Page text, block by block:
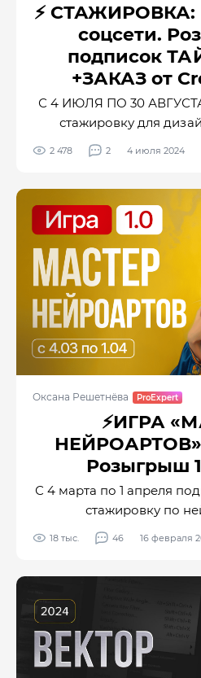
⚡️ СТАЖИРОВКА:
соцсети.
подписок
+ЗАКАЗ от
С 4 ИЮЛЯ ПО 30
стажировку для
специалисты в дизайне
лето мощно обновите
новые работы на Behance. Вы будете впереди
других дизайнеров и
бесперебойный поток
этой осенью. Это
Действуйте, пока
2 478 2 4 июля 2024
Оксана Решетнёва
⚡️ИГРА
Розыгрыш
С 4 марта по 1 апреля
стажировку по
18 тыс. 46 16 февраля